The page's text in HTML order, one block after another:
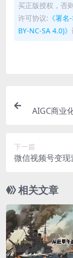
买正版授权，否
许可协议: 《署
BY-NC-SA 4.0)》
AIGC商业
下一篇
微信视频号变
相关文章